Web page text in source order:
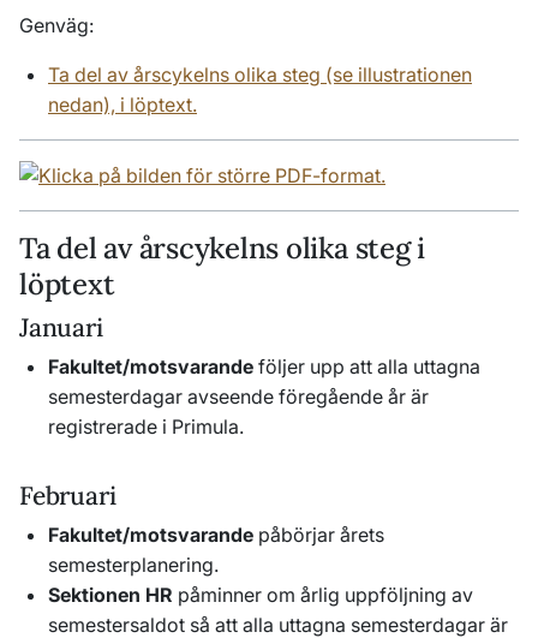
Genväg:
Ta del av årscykelns olika steg (se illustrationen
nedan), i löptext.
Ta del av årscykelns olika steg i
löptext
Januari
Fakultet/motsvarande följer upp att alla uttagna
semesterdagar avseende föregående år är
registrerade i Primula.
Februari
Fakultet/motsvarande påbörjar årets
semesterplanering.
Sektionen HR påminner om årlig uppföljning av
semestersaldot så att alla uttagna semesterdagar är